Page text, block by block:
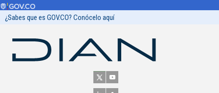
¿Sabes que es GOV.CO? Conócelo aquí